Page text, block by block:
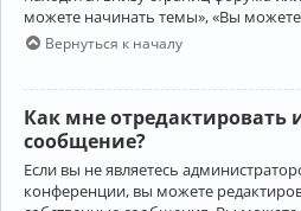
можете начинать темы», «Вы
Вернуться к началу
Как мне отредактировать
сообщение?
Если вы не являетесь
конференции, вы можете